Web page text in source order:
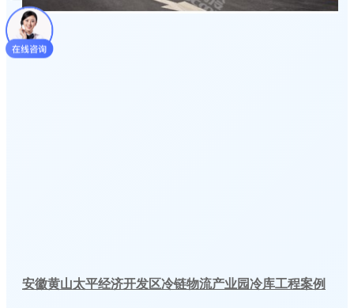
安徽黄山太平经济开发区冷链物流产业园冷库工程案例